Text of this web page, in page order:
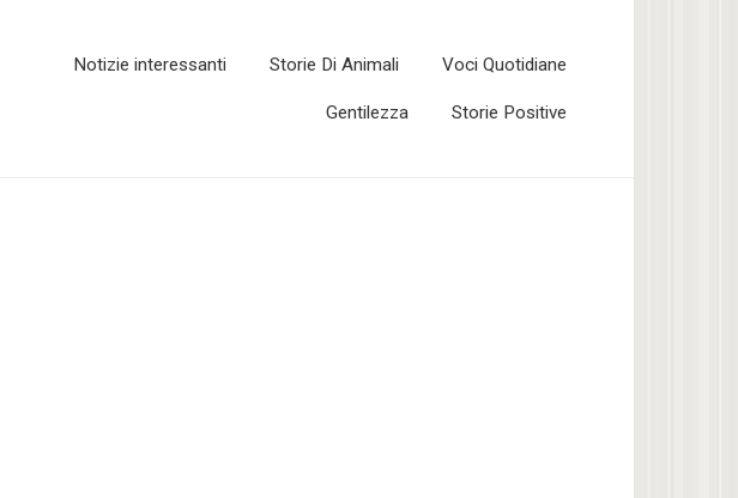
Notizie interessanti Storie Di Animali Voci Quotidiane
Gentilezza Storie Positive